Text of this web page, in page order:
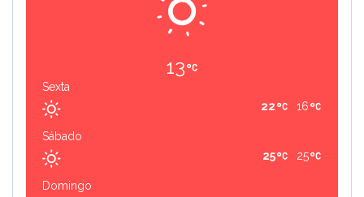
13
Sexta
16
22
Sábado
25
25
Domingo